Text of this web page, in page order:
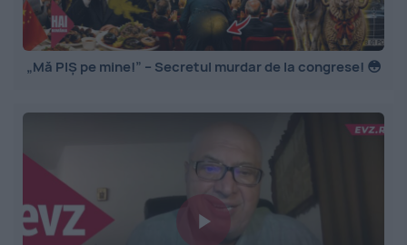
„Mă PIȘ pe mine!” – Secretul murdar de la congrese! 😳